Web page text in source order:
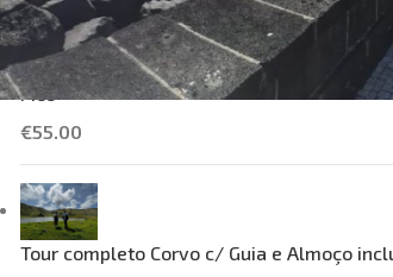
Passeio de Observação de Baleias e
Pico
€55.00
Tour completo Corvo c/ Guia e Almoço